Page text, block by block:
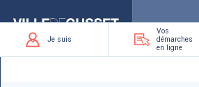
vous
Je suis
Vos
démarches
en ligne